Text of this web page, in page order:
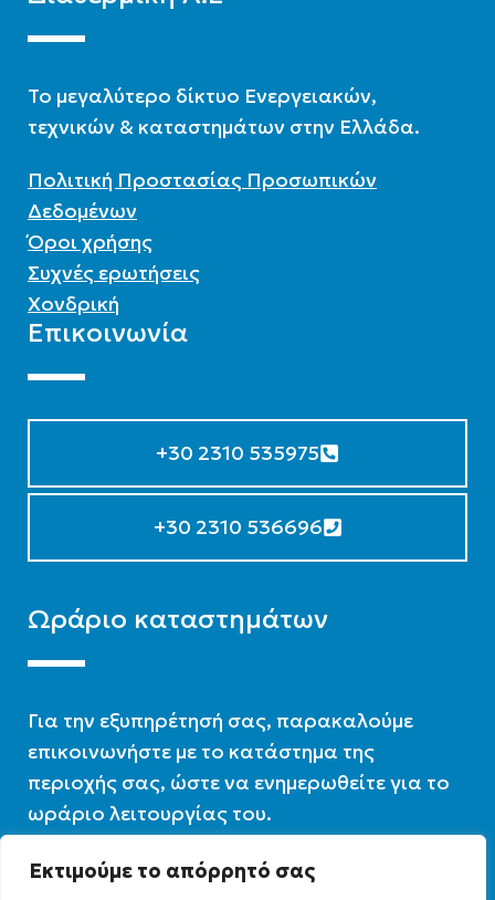
Εκτιμούμε το απόρρητό σας
To μεγαλύτερο δίκτυο Ενεργειακών,
τεχνικών & καταστημάτων στην Ελλάδα.
Πολιτική Προστασίας Προσωπικών
Δεδομένων
Όροι χρήσης
Συχνές ερωτήσεις
Χονδρική
Επικοινωνία
+30 2310 535975
+30 2310 536696
Ωράριο καταστημάτων
Για την εξυπηρέτησή σας, παρακαλούμε
επικοινωνήστε με το κατάστημα της
περιοχής σας, ώστε να ενημερωθείτε για το
ωράριο λειτουργίας του.
Ωράριο λειτουργίας : 07:30 – 16:00